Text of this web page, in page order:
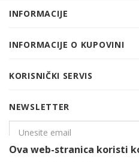
INFORMACIJE
INFORMACIJE O KUPOVINI
KORISNIČKI SERVIS
NEWSLETTER
Ova web-stranica koristi